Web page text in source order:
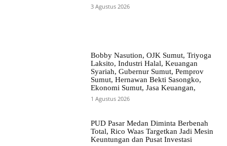
3 Agustus 2026
Bobby Nasution, OJK Sumut, Triyoga
Laksito, Industri Halal, Keuangan
Syariah, Gubernur Sumut, Pemprov
Sumut, Hernawan Bekti Sasongko,
Ekonomi Sumut, Jasa Keuangan,
1 Agustus 2026
PUD Pasar Medan Diminta Berbenah
Total, Rico Waas Targetkan Jadi Mesin
Keuntungan dan Pusat Investasi